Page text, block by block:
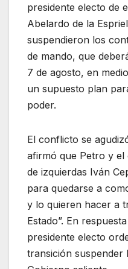
presidente electo de
Abelardo de la
suspendieron los
de mando, que
7 de agosto, en
un supuesto plan
poder.
El conflicto se
afirmó que Petro y el
de izquierdas Iván
para quedarse a
y lo quieren hacer a
Estado”. En
presidente electo
transición